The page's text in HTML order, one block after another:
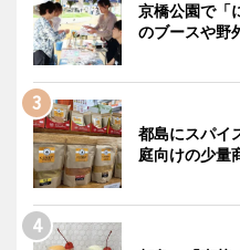
京橋公園で「
のブースや野
都島にスパイ
庭向けの少量